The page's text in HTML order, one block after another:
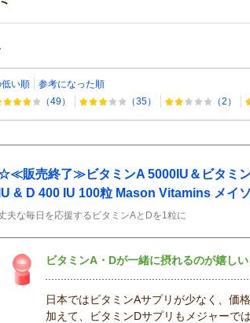
い順
参考になった順
（49） （35） （2）
販売終了≫ビタミンA 5000IU＆ビタミ
IU & D 400 IU 100粒 Mason Vitamins メイ
夫な毎日を応援するビタミンAとDを1粒に
ビタミンA・Dが一緒に摂れるのが嬉しい
日本ではビタミンAサプリが少なく、価
加えて、ビタミンDサプリもメジャーで